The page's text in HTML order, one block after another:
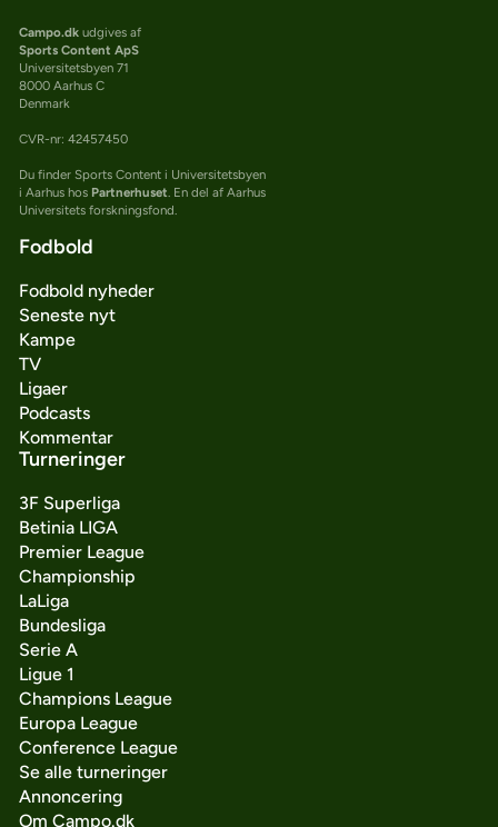
Campo.dkudgives af
Sports Content ApS
Universitetsbyen 71
8000 Aarhus C
Denmark
CVR-nr: 42457450
Du finder Sports Content i Universitetsbyen
i Aarhus hos Partnerhuset. En del af Aarhus
Universitets forskningsfond.
Fodbold
Fodbold nyheder
Seneste nyt
Kampe
TV
Ligaer
Podcasts
Kommentar
Turneringer
3F Superliga
Betinia LIGA
Premier League
Championship
LaLiga
Bundesliga
Serie A
Ligue 1
Champions League
Europa League
Conference League
Se alle turneringer
Annoncering
Om Campo.dk